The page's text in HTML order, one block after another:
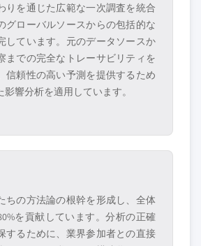
りを通じた広範な一次調査を統合
グローバルソースからの包括的な
しています。元のデータソースか
までの完全なトレーサビリティを
信頼性の高い予測を提供するため
響分析を適用しています。
ちの方法論の根幹を形成し、全体
を貢献しています。分析の正確
するために、業界参加者との直接